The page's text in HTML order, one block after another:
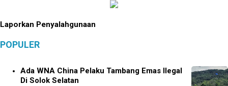
Laporkan Penyalahgunaan
POPULER
Ada WNA China Pelaku Tambang Emas Ilegal
Di Solok Selatan